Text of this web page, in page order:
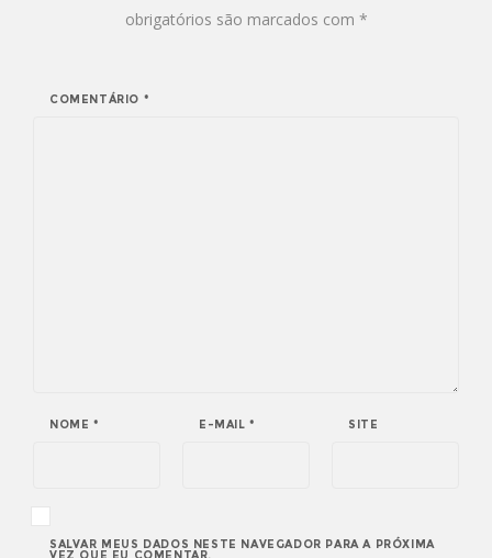
obrigatórios são marcados com *
COMENTÁRIO *
NOME * E-MAIL* SITE
SALVAR MEUS DADOS NESTE NAVEGADOR PARA A PRÓXIMA
VEZ QUE EU COMENTAR.